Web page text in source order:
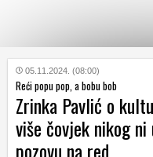
KATEGORIJE
HRVATSKI
WEB
05.11.2024. (08:00)
Reći popu pop, a bobu bob
Zrinka Pavlić o
više čovjek nikog
pozovu na red